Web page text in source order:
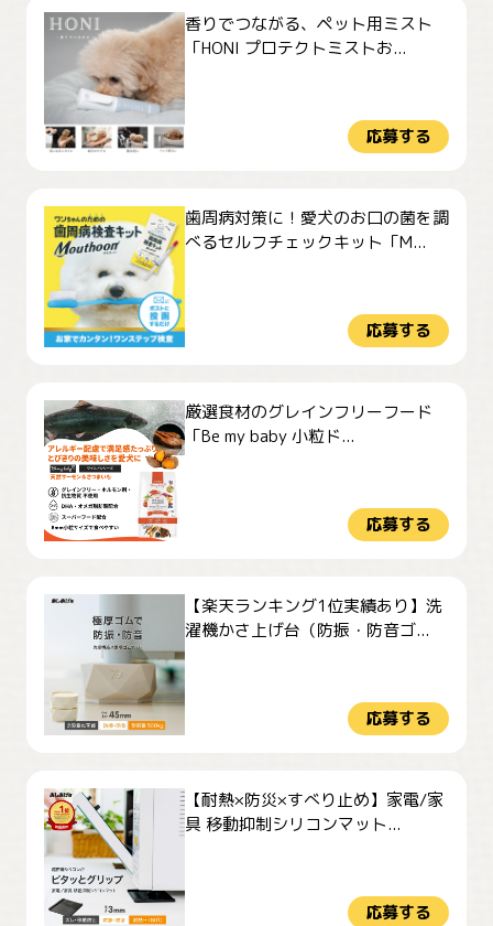
香りでつながる、ペット用ミスト
「HONI プロテクトミストお...
応募する
歯周病対策に！愛犬のお口の菌を調
べるセルフチェックキット「M...
応募する
厳選食材のグレインフリーフード
「Be my baby 小粒ド...
応募する
【楽天ランキング1位実績あり】洗
濯機かさ上げ台（防振・防音ゴ...
応募する
【耐熱×防災×すべり止め】家電/家
具 移動抑制シリコンマット...
応募する